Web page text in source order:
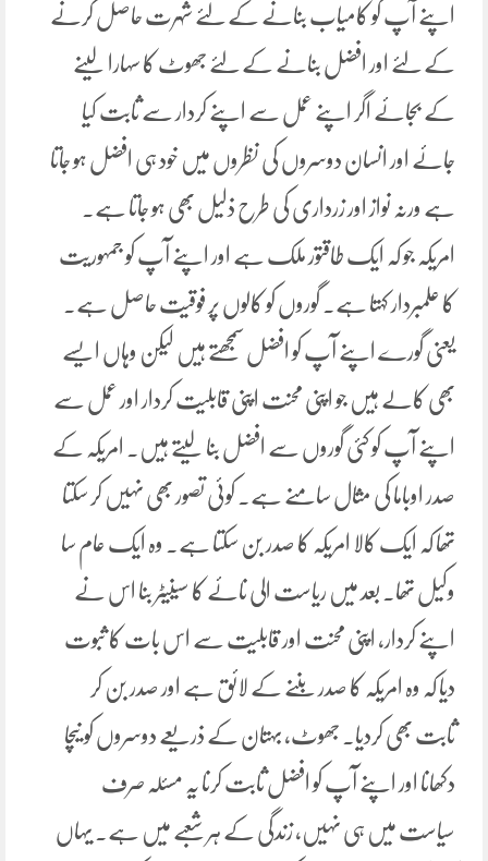
اپنے آپ کو کامیاب بنانے کے لئے شہرت حاصل کرنے
کے لئے اور افضل بنانے کے لئے جھوٹ کا سہارا لینے
کے بجائے اگر اپنے عمل سے اپنے کردار سے ثابت کیا
جائے اور انسان دوسروں کی نظروں میں خود ہی افضل ہو جاتا
ہے ورنہ نواز اور زرداری کی طرح ذلیل بھی ہو جاتا ہے۔
امریکہ جو کہ ایک طاقتور ملک ہے اور اپنے آپ کو جمہوریت
کا علمبردار کہتا ہے۔ گوروں کو کالوں پر فوقیت حاصل ہے۔
یعنی گورے اپنے آپ کو افضل سمجھتے ہیں لیکن وہاں ایسے
بھی کالے ہیں جو اپنی محنت اپنی قابلیت کردار اور عمل سے
اپنے آپ کو کئی گوروں سے افضل بنا لیتے ہیں۔ امریکہ کے
صدر اوباما کی مثال سامنے ہے۔ کوئی تصور بھی نہیں کر سکتا
تھا کہ ایک کالا امریکہ کا صدر بن سکتا ہے۔ وہ ایک عام سا
وکیل تھا۔ بعد میں ریاست الی نائے کا سینیٹر بنا اس نے
اپنے کردار، اپنی محنت اور قابلیت سے اس بات کا ثبوت
دیا کہ وہ امریکہ کا صدر بننے کے لائق ہے اور صدر بن کر
ثابت بھی کردیا۔ جھوٹ، بہتان کے ذریعے دوسروں کو نیچا
دکھانا اور اپنے آپ کو افضل ثابت کرنا یہ مسئلہ صرف
سیاست میں ہی نہیں، زندگی کے ہر شعبے میں ہے۔ یہاں